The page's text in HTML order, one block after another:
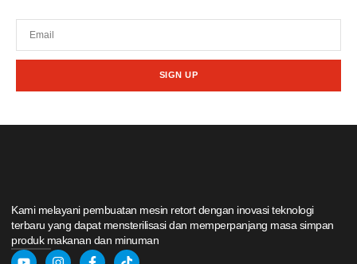
SIGN UP
Kami melayani pembuatan mesin retort dengan inovasi teknologi
terbaru yang dapat mensterilisasi dan memperpanjang masa simpan
produk makanan dan minuman